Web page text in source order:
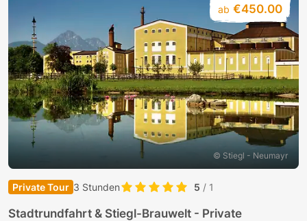
ab €450.00
© Stiegl - Neumayr
Private Tour 3 Stunden 5 / 1
Stadtrundfahrt & Stiegl-Brauwelt - Private